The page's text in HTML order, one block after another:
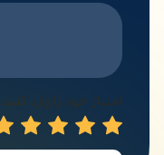
امتیاز خود را وارد کنید